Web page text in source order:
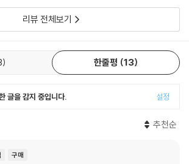
리뷰 전체보기
한줄평 13
글을 감지 중입니다. 설정
추천순
구매